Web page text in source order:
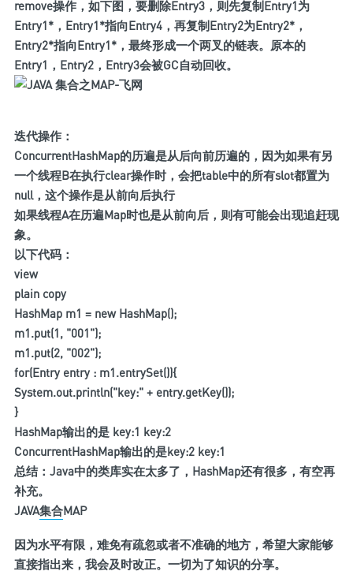
remove操作，如下图，要删除Entry3，则先复制Entry1为
Entry1*，Entry1*指向Entry4，再复制Entry2为Entry2*，
Entry2*指向Entry1*，最终形成一个两叉的链表。原本的
Entry1，Entry2，Entry3会被GC自动回收。
迭代操作：
ConcurrentHashMap的历遍是从后向前历遍的，因为如果有另
一个线程B在执行clear操作时，会把table中的所有slot都置为
null，这个操作是从前向后执行
如果线程A在历遍Map时也是从前向后，则有可能会出现追赶现
象。
以下代码：
view
plain copy
HashMap m1 = new HashMap();
m1.put(1, "001");
m1.put(2, "002");
for(Entry entry : m1.entrySet()){
System.out.println("key:" + entry.getKey());
}
HashMap输出的是 key:1 key:2
ConcurrentHashMap输出的是key:2 key:1
总结：Java中的类库实在太多了，HashMap还有很多，有空再
补充。
JAVA集合MAP
因为水平有限，难免有疏忽或者不准确的地方，希望大家能够
直接指出来，我会及时改正。一切为了知识的分享。